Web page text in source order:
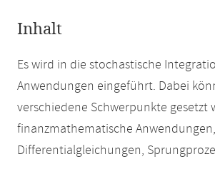
Inhalt
Es wird in die stochastische
Anwendungen eingeführt. Dabei
verschiedene Schwerpunkte gesetzt
finanzmathematische
Differentialgleichungen,